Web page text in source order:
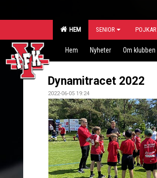
HEM SENIOR POJKAR
Hem Nyheter Om klubben
Dynamitracet 2022
2022-06-05 19:24